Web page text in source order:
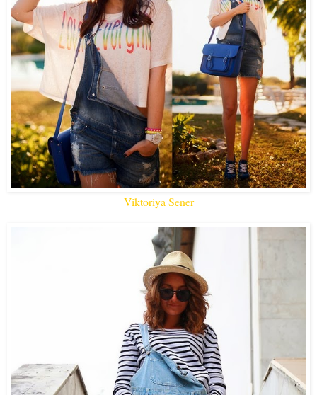
Viktoriya Sener